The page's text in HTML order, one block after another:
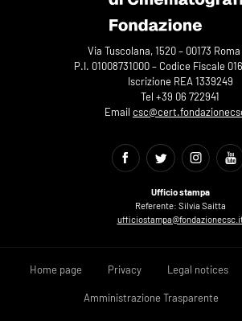
Via Tuscolana, 1520 – 00173
P.I. 01008731000 – Codice Fiscale
Iscrizione REA 1339249
Tel +39 06 722941
Email
Ufficio stampa
Referente: Silvia Saitta
Home page Privacy Legal notices
Amministrazione Trasparente